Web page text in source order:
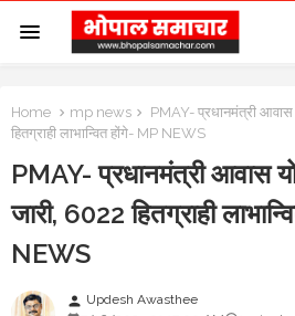
Home mp news
PMAY- प्रधानमंत्री आवास
हितग्राही लाभान्वित होंगे- MP NEWS
PMAY- प्रधानमंत्री आवास
जारी, 6022 हितग्राही
NEWS
person Updesh Awasthee